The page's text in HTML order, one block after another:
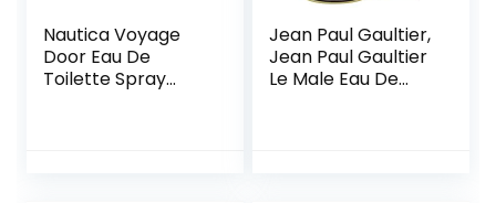
Nautica Voyage
Door Eau De
Toilette Spray
Jean Paul Gaultier,
Jean Paul Gaultier
Le Male Eau De